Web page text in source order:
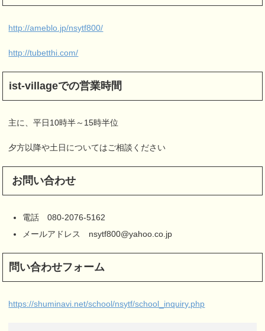
http://ameblo.jp/nsytf800/
http://tubetthi.com/
ist-villageでの営業時間
主に、平日10時半～15時半位
夕方以降や土日についてはご相談ください
お問い合わせ
電話 080-2076-5162
メールアドレス nsytf800@yahoo.co.jp
問い合わせフォーム
https://shuminavi.net/school/nsytf/school_inquiry.php